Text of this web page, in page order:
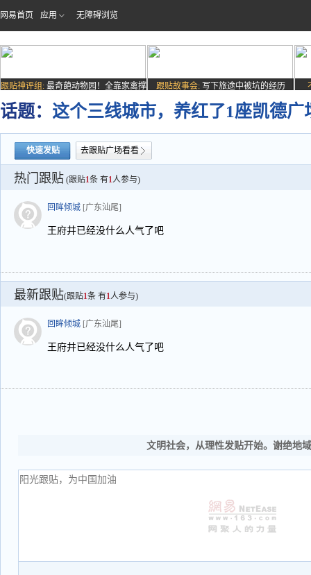
网易首页 应用 无障碍浏览
跟贴神评组: 最奇葩动物园！全靠家禽撑
场子
跟贴故事会: 写下旅途中被坑的经历
话题： 这个三线城市，养红了1座凯德
快速发贴 去跟贴广场看看
热门跟贴 (跟贴1条 有1人参与)
回眸倾城 [广东汕尾]
王府井已经没什么人气了吧
最新跟贴(跟贴1条 有1人参与)
回眸倾城 [广东汕尾]
王府井已经没什么人气了吧
文明社会，从理性发贴开始。谢绝地